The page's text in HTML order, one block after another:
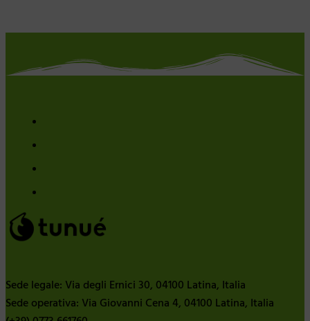
Sede legale: Via degli Ernici 30, 04100 Latina, Italia
Sede operativa: Via Giovanni Cena 4, 04100 Latina, Italia